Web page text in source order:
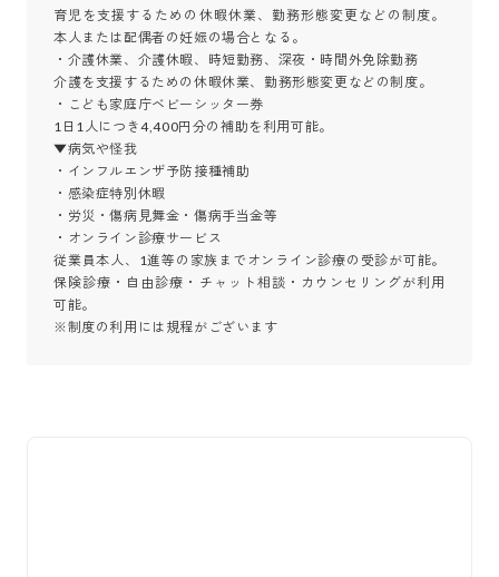
育児を支援するための休暇休業、勤務形態変更などの制度。
本人または配偶者の妊娠の場合となる。
・介護休業、介護休暇、時短勤務、深夜・時間外免除勤務
介護を支援するための休暇休業、勤務形態変更などの制度。
・こども家庭庁ベビーシッター券
1日1人につき4,400円分の補助を利用可能。
▼病気や怪我
・インフルエンザ予防接種補助
・感染症特別休暇
・労災・傷病見舞金・傷病手当金等
・オンライン診療サービス
従業員本人、1進等の家族までオンライン診療の受診が可能。
保険診療・自由診療・チャット相談・カウンセリングが利用
可能。
※制度の利用には規程がございます